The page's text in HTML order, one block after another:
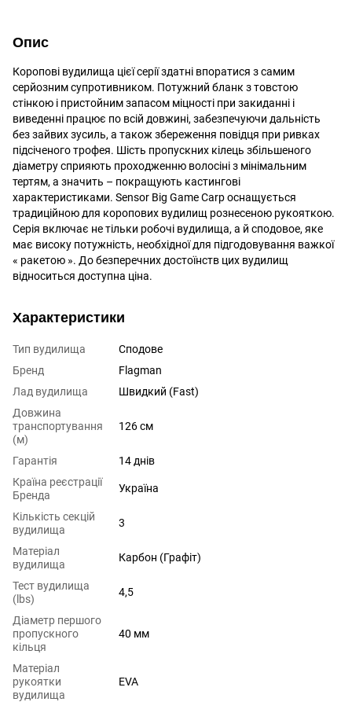
Опис
Коропові вудилища цієї серії здатні впоратися з самим
серйозним супротивником. Потужний бланк з товстою
стінкою і пристойним запасом міцності при закиданні і
виведенні працює по всій довжині, забезпечуючи дальність
без зайвих зусиль, а також збереження повідця при ривках
підсіченого трофея. Шість пропускних кілець збільшеного
діаметру сприяють проходженню волосіні з мінімальним
тертям, а значить – покращують кастингові
характеристиками. Sensor Big Game Carp оснащується
традиційною для коропових вудилищ рознесеною рукояткою.
Серія включає не тільки робочі вудилища, а й сподовое, яке
має високу потужність, необхідної для підгодовування важкої
« ракетою ». До безперечних достоїнств цих вудилищ
відноситься доступна ціна.
Характеристики
Тип вудилища
Сподове
Бренд
Flagman
Лад вудилища
Швидкий (Fast)
Довжина
транспортування
(м)
126 см
Гарантія
14 днів
Країна реєстрації
Бренда
Україна
Кількість секцій
вудилища
3
Матеріал
вудилища
Карбон (Графіт)
Тест вудилища
(lbs)
4,5
Діаметр першого
пропускного
кільця
40 мм
Матеріал
рукоятки
вудилища
EVA